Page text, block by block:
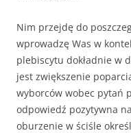
Nim przejdę do
wprowadzę Was w
plebiscytu dokładnie w
jest zwiększenie
wyborców wobec pytań
odpowiedź pozytywna
oburzenie w ściśle